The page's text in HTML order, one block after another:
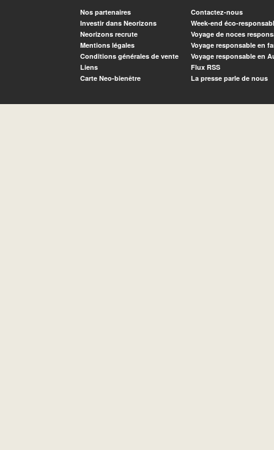
Nos partenaires
Investir dans Neorizons
Neorizons recrute
Mentions légales
Conditions générales de vente
Liens
Carte Neo-bienêtre
Contactez-nous
Week-end éco-
Voyage de noces
Voyage responsable en
Voyage responsable en
Flux RSS
La presse parle de nous